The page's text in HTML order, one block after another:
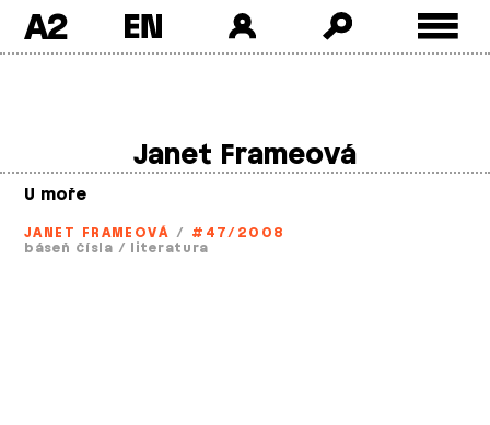
A2
Janet Frameová
U moře
JANET FRAMEOVÁ / #47/2008
báseň čísla / literatura